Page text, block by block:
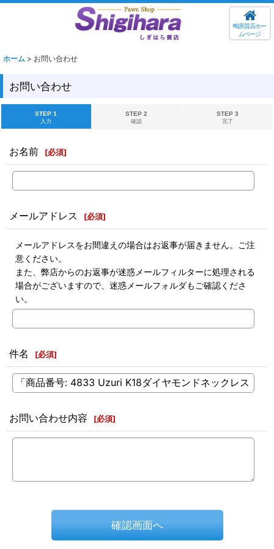
鴫原質店ホー
ムページ
ホーム > お問い合わせ
お問い合わせ
STEP 1
入力
STEP 2
確認
STEP 3
完了
お名前 [必須]
メールアドレス [必須]
メールアドレスをお間違えの場合はお返事が届きません。ご注
意ください。
また、弊店からのお返事が迷惑メールフィルターに処理される
場合がございますので、迷惑メールフォルダもご確認くださ
い。
件名 [必須]
お問い合わせ内容 [必須]
確認画面へ